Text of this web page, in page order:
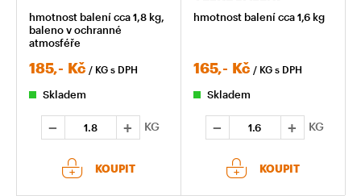
hmotnost balení cca 1,8 kg,
baleno v ochranné
atmosféře
185,- Kč / KG s DPH
Skladem
KG
KOUPIT
hmotnost balení cca 1,6 kg
165,- Kč / KG s DPH
Skladem
KG
KOUPIT